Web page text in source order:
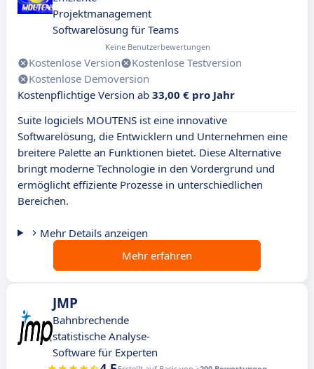
Projektmanagement
Softwarelösung für Teams
Keine Benutzerbewertungen
Kostenlose Version
Kostenlose Testversion
Kostenlose Demoversion
Kostenpflichtige Version ab 33,00 € pro Jahr
Suite logiciels MOUTENS ist eine innovative
Softwarelösung, die Entwicklern und Unternehmen eine
breitere Palette an Funktionen bietet. Diese Alternative
bringt moderne Technologie in den Vordergrund und
ermöglicht effiziente Prozesse in unterschiedlichen
Bereichen.
Mehr Details anzeigen
Mehr erfahren
JMP
Bahnbrechende
statistische Analyse-
Software für Experten